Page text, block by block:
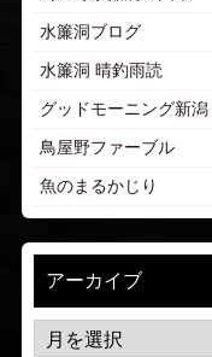
水簾洞ブログ
水簾洞 晴釣雨読
グッドモーニング新潟
鳥屋野ファーブル
魚のまるかじり
アーカイブ